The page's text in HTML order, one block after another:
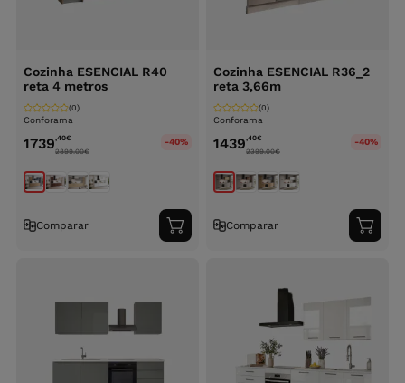
Cozinha ESENCIAL R40
reta 4 metros
Conforama
(0)
1739,40€
2899.00€
-40%
Comparar
Adicionar
ao
Cozinha ESENCIAL R36_2
reta 3,66m
Conforama
(0)
1439,40€
2399.00€
-40%
Comparar
ao